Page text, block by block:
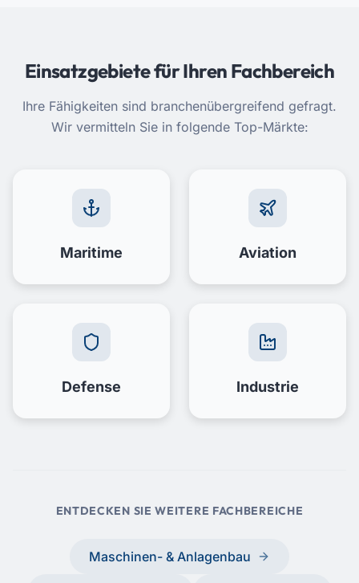
Einsatzgebiete für Ihren Fachbereich
Ihre Fähigkeiten sind branchenübergreifend gefragt.
Wir vermitteln Sie in folgende Top-Märkte:
Maritime Aviation
Defense Industrie
ENTDECKEN SIE WEITERE FACHBEREICHE
Maschinen- & Anlagenbau